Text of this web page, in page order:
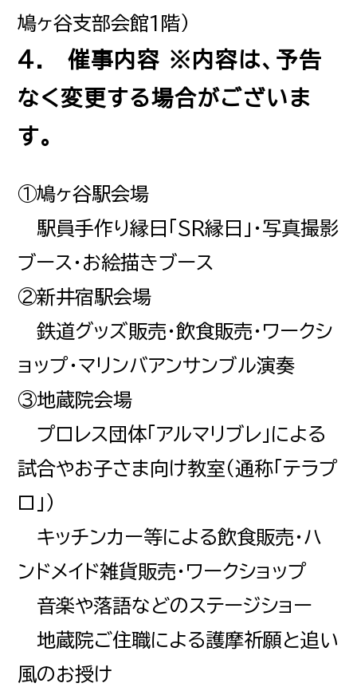
鳩ヶ谷支部会館1階）
4. 催事内容 ※内容は、予告
なく変更する場合がございま
す。
①鳩ヶ谷駅会場
駅員手作り縁日「SR縁日」・写真撮影
ブース・お絵描きブース
②新井宿駅会場
鉄道グッズ販売・飲食販売・ワークシ
ョップ・マリンバアンサンブル演奏
③地蔵院会場
プロレス団体「アルマリブレ」による
試合やお子さま向け教室（通称「テラプ
ロ」）
キッチンカー等による飲食販売・ハ
ンドメイド雑貨販売・ワークショップ
音楽や落語などのステージショー
地蔵院ご住職による護摩祈願と追い
風のお授け